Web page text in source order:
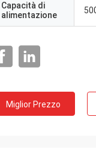
Capacità di
alimentazione
Miglior Prezzo